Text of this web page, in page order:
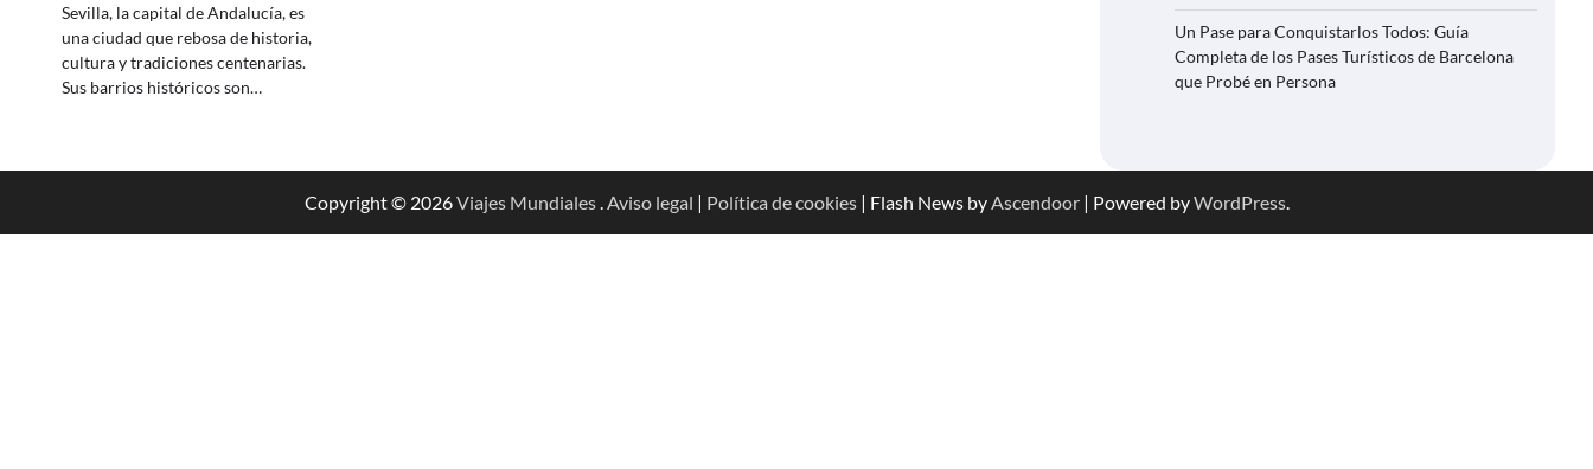
Sevilla, la capital de Andalucía, es
una ciudad que rebosa de historia,
cultura y tradiciones centenarias.
Sus barrios históricos son…
Un Pase para Conquistarlos Todos: Guía
Completa de los Pases Turísticos de Barcelona
que Probé en Persona
Copyright © 2026Viajes Mundiales.Aviso legal | Política de cookies| Flash News byAscendoor| Powered byWordPress.